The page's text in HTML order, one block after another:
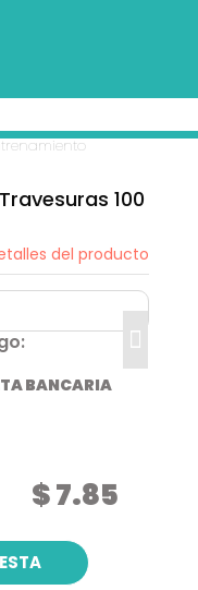
100
del producto
BANCARIA
$ 7.85